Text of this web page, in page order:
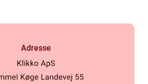
Adresse